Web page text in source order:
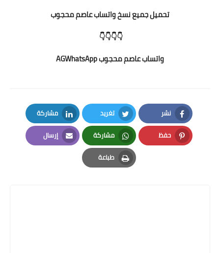
تحميل جميع نسخ واتساب عاصم محجوب
👇👇👇👇
واتساب عاصم محجوب AGWhatsApp
نشر
Facebook
تغريد
Twitter
مشاركة
LinkedIn
حفظ
Pinterest
مشاركة
Whatsapp
إرسال
Email
طباعة
Print